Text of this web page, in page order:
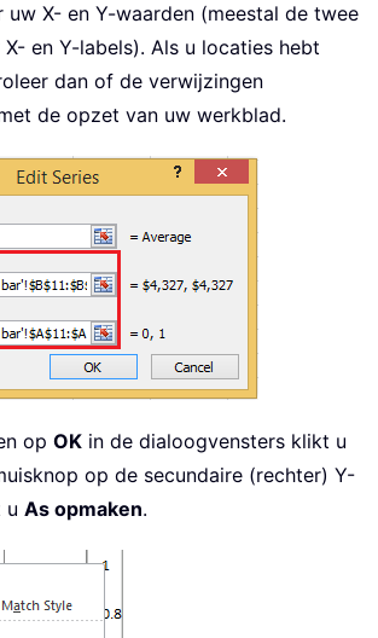
uw X- en Y-waarden (meestal de twee
en Y-labels). Als u locaties hebt
dan of de verwijzingen
de opzet van uw werkblad.
op OK in de dialoogvensters klikt u
op de secundaire (rechter) Y-
u As opmaken.